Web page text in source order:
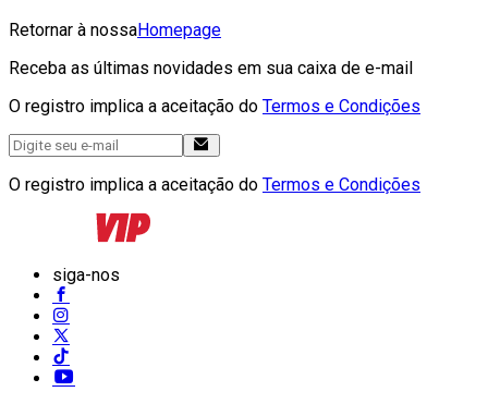
Retornar à nossaHomepage
Receba as últimas novidades em sua caixa de e-mail
O registro implica a aceitação do Termos e Condições
O registro implica a aceitação do Termos e Condições
siga-nos